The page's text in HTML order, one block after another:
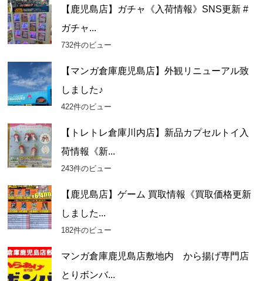
カ
イ
ブ
【鹿児島店】ガチャ《入荷情報》SNS更新 #
ガチャ...
732件のビュー
【マンガ倉庫鹿児島店】外観リニューアル致
しました♪
422件のビュー
【トレトレ倉庫川内店】新品カプセルトイ入
荷情報《新...
243件のビュー
【鹿児島店】ゲーム 買取情報《買取価格更新
しました...
182件のビュー
マンガ倉庫鹿児島店敷地内 から揚げ専門店
とりボンバ...